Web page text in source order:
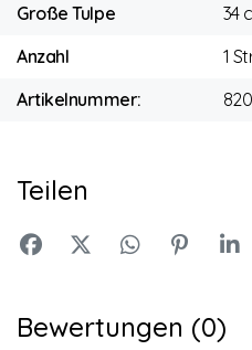
Große Tulpe
34
Anzahl
1
Artikelnummer:
Teilen
Bewertungen (0)